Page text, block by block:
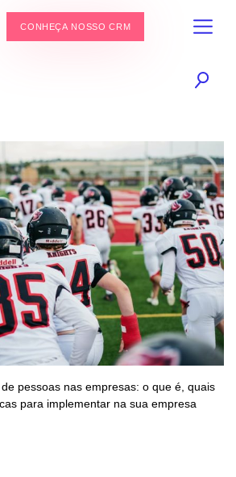
CONHEÇA NOSSO CRM
pessoas nas empresas: o que é, quais
para implementar na sua empresa